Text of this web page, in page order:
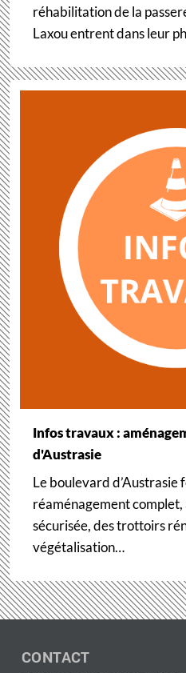
réhabilitation de la
Laxou entrent dans leur
Infos travaux :
d'Austrasie
Le boulevard d’Austrasie
réaménagement
sécurisée, des trottoirs
végétalisation…
CONTACT